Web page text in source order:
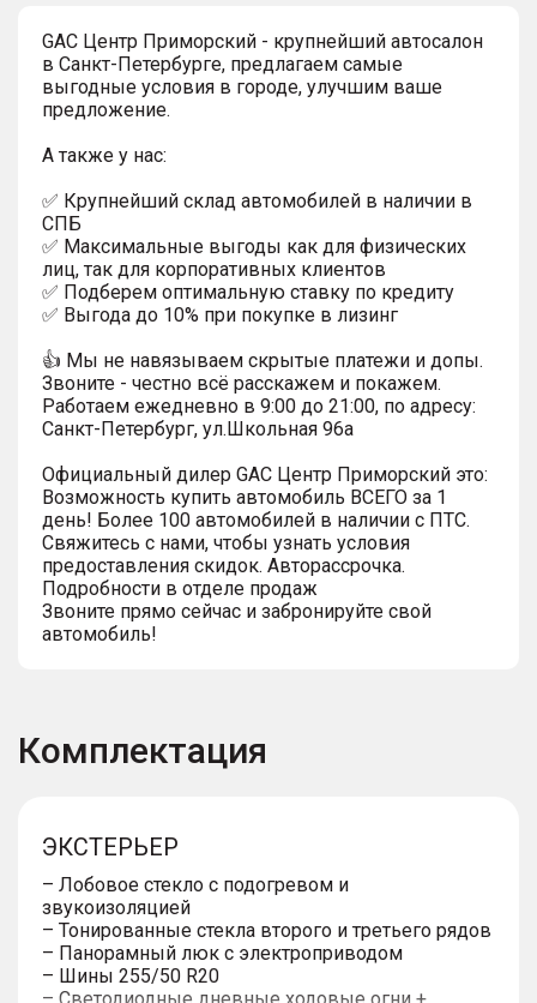
GAC Центр Приморский - крупнейший автосалон
в Санкт-Петербурге, предлагаем самые
выгодные условия в городе, улучшим ваше
предложение.
А также у нас:
✅ Крупнейший склад автомобилей в наличии в
СПБ
✅ Максимальные выгоды как для физических
лиц, так для корпоративных клиентов
✅ Подберем оптимальную ставку по кредиту
✅ Выгода до 10% при покупке в лизинг
👍 Мы не навязываем скрытые платежи и допы.
Звоните - честно всё расскажем и покажем.
Работаем ежедневно в 9:00 до 21:00, по адресу:
Санкт-Петербург, ул.Школьная 96а
Официальный дилер GАС Центр Приморский это:
Возможность купить автомобиль ВСЕГО за 1
день! Более 100 автомобилей в наличии с ПТС.
Свяжитесь с нами, чтобы узнать условия
предоставления скидок. Авторассрочка.
Подробности в отделе продаж
Звоните прямо сейчас и забронируйте свой
автомобиль!
Комплектация
ЭКСТЕРЬЕР
– Лобовое стекло с подогревом и
звукоизоляцией
– Тонированные стекла второго и третьего рядов
– Панорамный люк с электроприводом
– Шины 255/50 R20
– Светодиодные дневные ходовые огни +